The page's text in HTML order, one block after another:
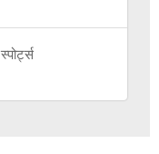
स्पोर्ट्स